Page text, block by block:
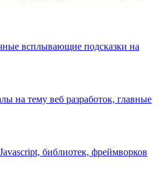
всплывающие подсказки на
на тему веб разработок, главные
библиотек, фреймворков